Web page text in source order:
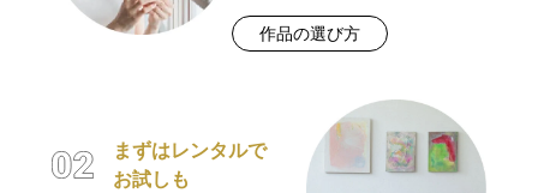
作品の選び方
まずはレンタルで
お試しも